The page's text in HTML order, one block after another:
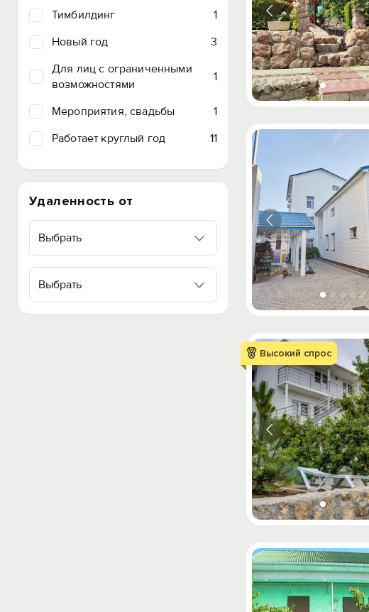
Тимбилдинг
1
Новый год
3
Для лиц с ограниченными
возможностями
1
Мероприятия, свадьбы
1
Работает круглый год
11
Удаленность от
Выбрать
Выбрать
Высокий спрос